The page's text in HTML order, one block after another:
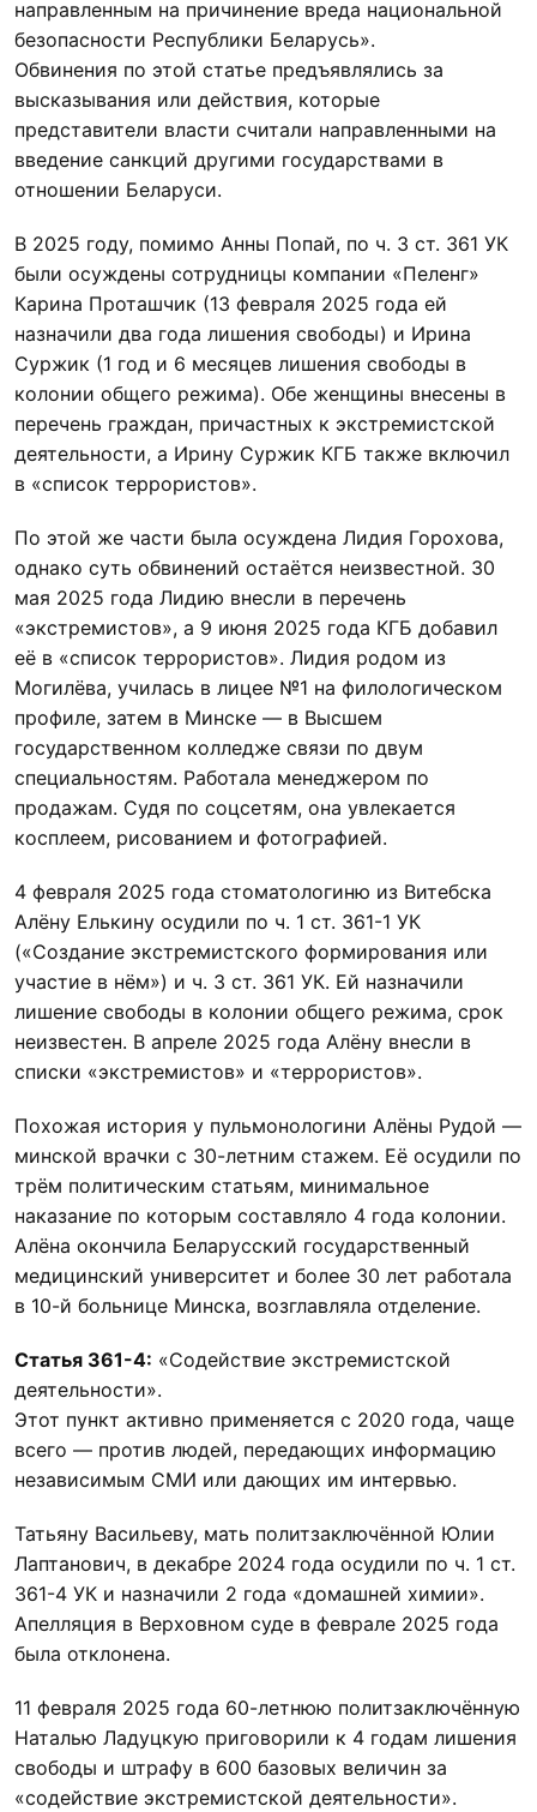
направленным на причинение вреда национальной
безопасности Республики Беларусь».
Обвинения по этой статье предъявлялись за
высказывания или действия, которые
представители власти считали направленными на
введение санкций другими государствами в
отношении Беларуси.
В 2025 году, помимо Анны Попай, по ч. 3 ст. 361 УК
были осуждены сотрудницы компании «Пеленг»
Карина Проташчик (13 февраля 2025 года ей
назначили два года лишения свободы) и Ирина
Суржик (1 год и 6 месяцев лишения свободы в
колонии общего режима). Обе женщины внесены в
перечень граждан, причастных к экстремистской
деятельности, а Ирину Суржик КГБ также включил
в «список террористов».
По этой же части была осуждена Лидия Горохова,
однако суть обвинений остаётся неизвестной. 30
мая 2025 года Лидию внесли в перечень
«экстремистов», а 9 июня 2025 года КГБ добавил
её в «список террористов». Лидия родом из
Могилёва, училась в лицее №1 на филологическом
профиле, затем в Минске — в Высшем
государственном колледже связи по двум
специальностям. Работала менеджером по
продажам. Судя по соцсетям, она увлекается
косплеем, рисованием и фотографией.
4 февраля 2025 года стоматологиню из Витебска
Алёну Елькину осудили по ч. 1 ст. 361-1 УК
(«Создание экстремистского формирования или
участие в нём») и ч. 3 ст. 361 УК. Ей назначили
лишение свободы в колонии общего режима, срок
неизвестен. В апреле 2025 года Алёну внесли в
списки «экстремистов» и «террористов».
Похожая история у пульмонологини Алёны Рудой —
минской врачки с 30-летним стажем. Её осудили по
трём политическим статьям, минимальное
наказание по которым составляло 4 года колонии.
Алёна окончила Беларусский государственный
медицинский университет и более 30 лет работала
в 10-й больнице Минска, возглавляла отделение.
Статья 361-4: «Содействие экстремистской
деятельности».
Этот пункт активно применяется с 2020 года, чаще
всего — против людей, передающих информацию
независимым СМИ или дающих им интервью.
Татьяну Васильеву, мать политзаключённой Юлии
Лаптанович, в декабре 2024 года осудили по ч. 1 ст.
361-4 УК и назначили 2 года «домашней химии».
Апелляция в Верховном суде в феврале 2025 года
была отклонена.
11 февраля 2025 года 60-летнюю политзаключённую
Наталью Ладуцкую приговорили к 4 годам лишения
свободы и штрафу в 600 базовых величин за
«содействие экстремистской деятельности».